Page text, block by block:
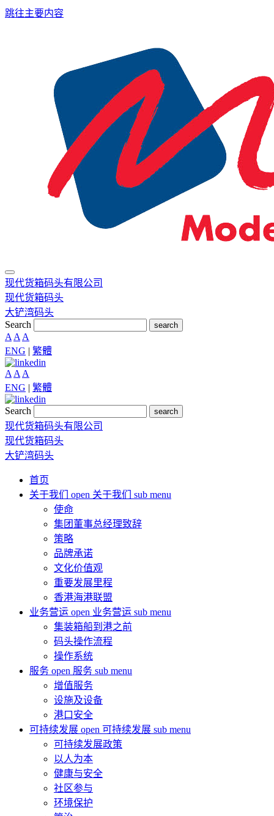
跳往主要内容
现代货箱码头有限公司
现代货箱码头
大铲湾码头
Search
search
A A A
ENG | 繁體
A A A
ENG | 繁體
Search search
现代货箱码头有限公司
现代货箱码头
大铲湾码头
首页
关于我们 open 关于我们 sub menu
使命
集团董事总经理致辞
策略
品牌承诺
文化价值观
重要发展里程
香港海港联盟
业务营运 open 业务营运 sub menu
集装箱船到港之前
码头操作流程
操作系统
服务 open 服务 sub menu
增值服务
设施及设备
港口安全
可持续发展 open 可持续发展 sub menu
可持续发展政策
以人为本
健康与安全
社区参与
环境保护